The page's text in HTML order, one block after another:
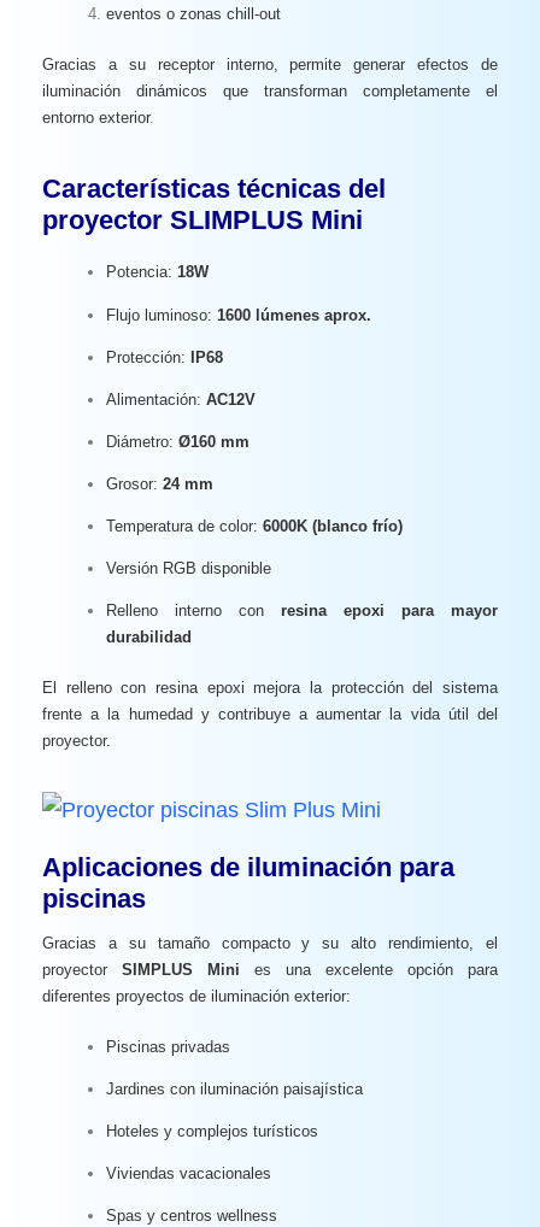
eventos o zonas chill-out
Gracias a su receptor interno, permite generar efectos de
iluminación dinámicos que transforman completamente el
entorno exterior.
Características técnicas del
proyector SLIMPLUS Mini
Potencia: 18W
Flujo luminoso: 1600 lúmenes aprox.
Protección: IP68
Alimentación: AC12V
Diámetro: Ø160 mm
Grosor: 24 mm
Temperatura de color: 6000K (blanco frío)
Versión RGB disponible
Relleno interno con resina epoxi para mayor
durabilidad
El relleno con resina epoxi mejora la protección del sistema
frente a la humedad y contribuye a aumentar la vida útil del
proyector.
Aplicaciones de iluminación para
piscinas
Gracias a su tamaño compacto y su alto rendimiento, el
proyector SIMPLUS Mini es una excelente opción para
diferentes proyectos de iluminación exterior:
Piscinas privadas
Jardines con iluminación paisajística
Hoteles y complejos turísticos
Viviendas vacacionales
Spas y centros wellness